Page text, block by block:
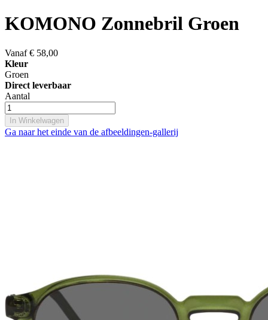
KOMONO Zonnebril Groen
Vanaf € 58,00
Kleur
Groen
Direct leverbaar
Aantal
In Winkelwagen
Ga naar het einde van de afbeeldingen-gallerij